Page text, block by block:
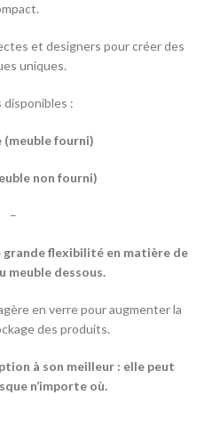
et designers pour créer des
uniques.
disponibles :
(meuble fourni)
non fourni)
–
grande flexibilité en matière de
meuble dessous.
en verre pour augmenter la
des produits.
à son meilleur : elle peut
n’importe où.